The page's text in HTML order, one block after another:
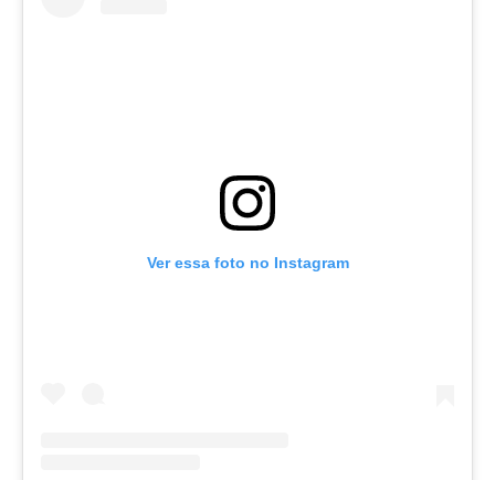
Ver essa foto no Instagram